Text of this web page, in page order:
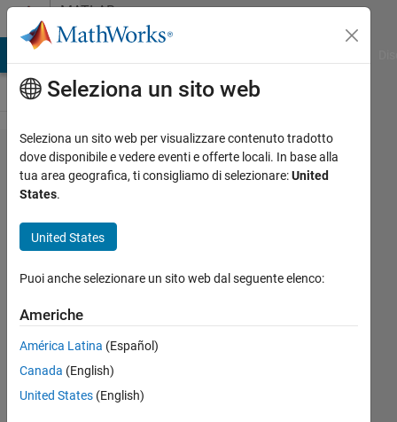
Vai al contenutoMATLAB
Answers
How to
Compare
Groups
Signals?
Rightia
27 Mar
Seleziona un sito web
Seleziona un sito web per visualizzare contenuto tradotto
dove disponibile e vedere eventi e offerte locali. In base alla
tua area geografica, ti consigliamo di selezionare:United
States.
United States
Puoi anche selezionare un sito web dal seguente elenco:
Americhe
América Latina (Español)
Canada (English)
United States (English)